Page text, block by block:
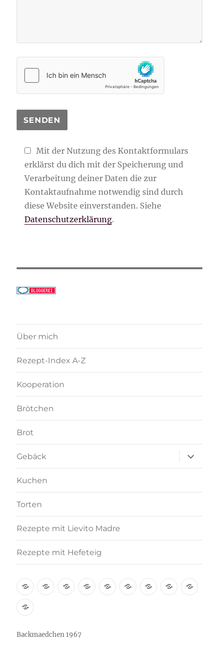
Mit der Nutzung des Kontaktformulars
erklärst du dich mit der Speicherung und
Verarbeitung deiner Daten die zur
Kontaktaufnahme notwendig sind durch
diese Website einverstanden. Siehe
Datenschutzerklärung.
Über mich
Rezept-Index A-Z
Kooperation
Brötchen
Brot
Gebäck
anzeigen
Kuchen
Torten
Rezepte mit Lievito Madre
Rezepte mit Hefeteig
Über Rezept-Kooperation
Brötchen
Brot GebäckKuchenTorten
Rezepte
Hefeteig
Backmaedchen 1967